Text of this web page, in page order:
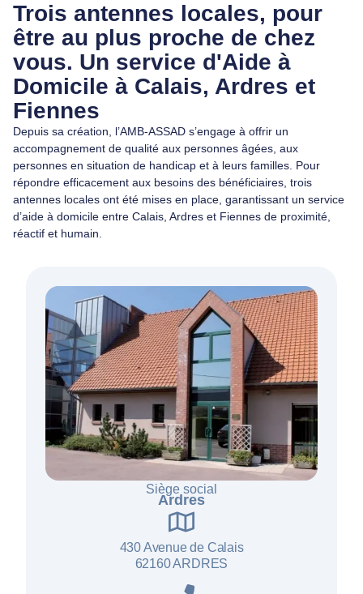
Trois antennes locales, pour
être au plus proche de chez
vous. Un service d'Aide à
Domicile à Calais, Ardres et
Fiennes
Depuis sa création, l’AMB-ASSAD s’engage à offrir un
accompagnement de qualité aux personnes âgées, aux
personnes en situation de handicap et à leurs familles. Pour
répondre efficacement aux besoins des bénéficiaires, trois
antennes locales ont été mises en place, garantissant un service
d’aide à domicile entre Calais, Ardres et Fiennes de proximité,
réactif et humain.
Siège social
Ardres
430 Avenue de Calais
62160 ARDRES